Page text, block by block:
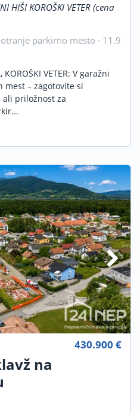
HIŠI KOROŠKI VETER (cena
parkirno mesto · 11.9
KOROŠKI VETER: V garažni
– zagotovite si
priložnost za
na
430.900 €